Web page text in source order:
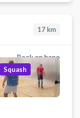
17 km
Book en bane
Squash